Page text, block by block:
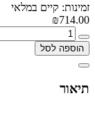
זמינות: קיים במלאי
₪714.00
הוספה לסל
תיאור